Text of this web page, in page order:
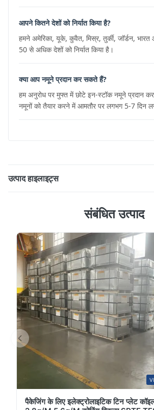
आपने कितने देशों को निर्यात किया है?
हमने अमेरिका, यूके, कुवैत, मिस्र, तुर्की, जॉर्डन,
50 से अधिक देशों को निर्यात किया है।
क्या आप नमूने प्रदान कर सकते हैं?
हम अनुरोध पर मुफ्त में छोटे इन-स्टॉक नमूने प्रदान
नमूनों को तैयार करने में आमतौर पर लगभग 5-7 दिन
उत्पाद हाइलाइट्स
उपयोग के लिए उत्पाद अवलोकन खाद्य ग्रेड
गई है, जिसमें चिकनी, बाँझ और संक्षारण
होती है। औद्योगिक अनुप्रयोग द्रव प...
संबंधित उत्पाद
पैकेजिंग के लिए इलेक्ट्रोलाइटिक टिन प्लेट